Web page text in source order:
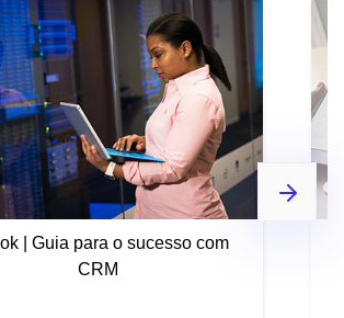
| Guia para o sucesso com
CRM